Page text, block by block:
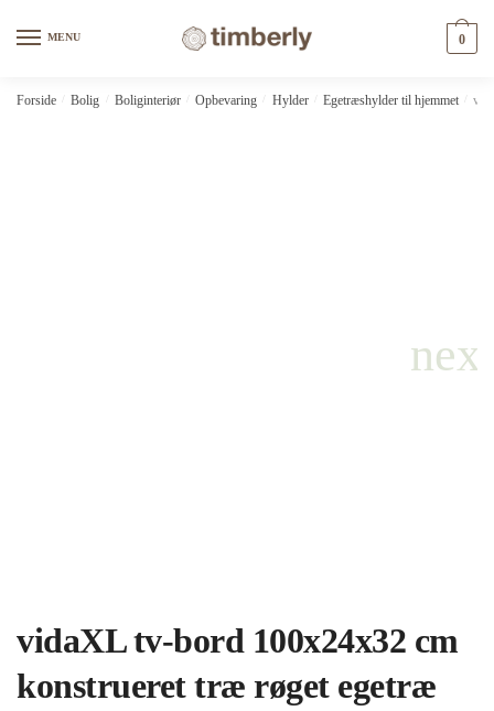
MENU 0
Forside Bolig Boliginteriør Opbevaring Hylder Egetræshylder til hjemmet
vidaXL tv-bord 100x24x32 cm
konstrueret træ røget egetræ